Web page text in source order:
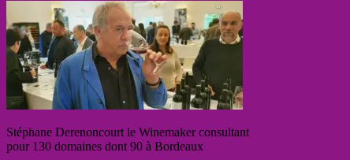
Stéphane Derenoncourt le Winemaker consultant
pour 130 domaines dont 90 à Bordeaux